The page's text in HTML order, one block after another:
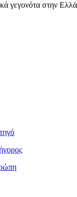
γεγονότα στην